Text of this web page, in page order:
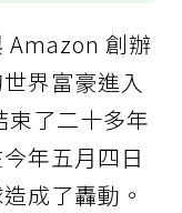
Amazon 創辦
界富豪進入
束了二十多年
年五月四日
成了轟動。